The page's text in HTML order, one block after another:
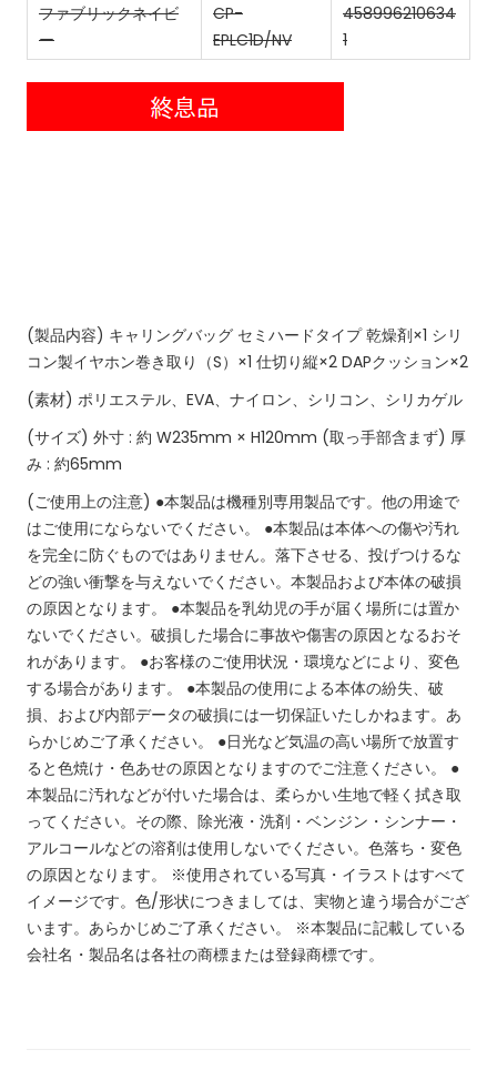
ファブリックネイビ
ー
CP-
EPLC1D/NV
458996210634
1
(製品内容) キャリングバッグ セミハードタイプ乾燥剤×1 シリ
コン製イヤホン巻き取り（S）×1 仕切り縦×2 DAPクッション×2
(素材) ポリエステル、EVA、ナイロン、シリコン、シリカゲル
(サイズ) 外寸 : 約 W235mm × H120mm (取っ手部含まず) 厚
み : 約65mm
(ご使用上の注意) ●本製品は機種別専用製品です。他の用途で
はご使用にならないでください。 ●本製品は本体への傷や汚れ
を完全に防ぐものではありません。落下させる、投げつけるな
どの強い衝撃を与えないでください。本製品および本体の破損
の原因となります。 ●本製品を乳幼児の手が届く場所には置か
ないでください。破損した場合に事故や傷害の原因となるおそ
れがあります。 ●お客様のご使用状況・環境などにより、変色
する場合があります。 ●本製品の使用による本体の紛失、破
損、および内部データの破損には一切保証いたしかねます。あ
らかじめご了承ください。 ●日光など気温の高い場所で放置す
ると色焼け・色あせの原因となりますのでご注意ください。 ●
本製品に汚れなどが付いた場合は、柔らかい生地で軽く拭き取
ってください。その際、除光液・洗剤・ベンジン・シンナー・
アルコールなどの溶剤は使用しないでください。色落ち・変色
の原因となります。
※使用されている写真・イラストはすべて
イメージです。色/形状につきましては、実物と違う場合がござ
います。あらかじめご了承ください。
※本製品に記載している
会社名・製品名は各社の商標または登録商標です。